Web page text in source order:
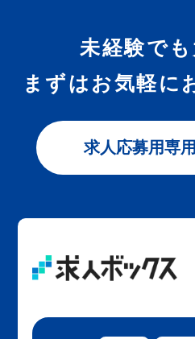
未経験でも
まずはお気軽に
求人応募用専